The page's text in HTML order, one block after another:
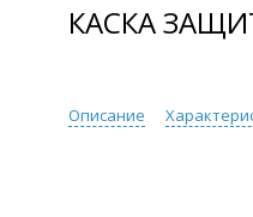
КАСКА
Описание